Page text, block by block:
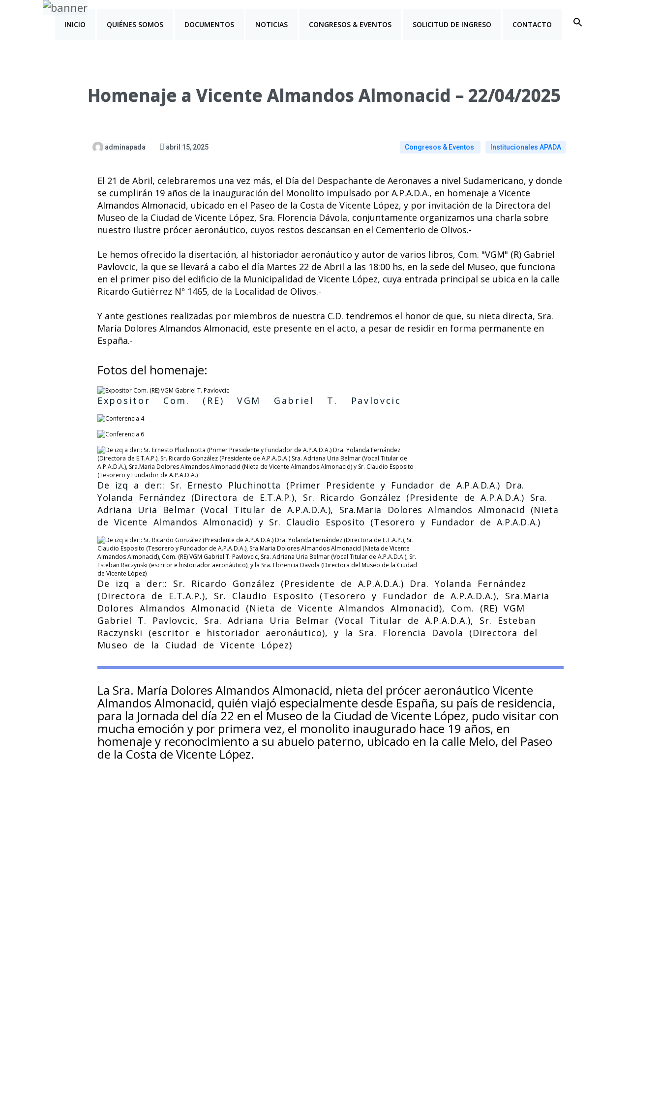
INICIO QUIÉNES SOMOS DOCUMENTOS NOTICIAS CONGRESOS & EVENTOS SOLICITUD DE INGRESO CONTACTO
Homenaje a Vicente Almandos Almonacid – 22/04/2025
adminapada abril 15, 2025 Congresos & Eventos Institucionales APADA
El 21 de Abril, celebraremos una vez más, el Día del Despachante de Aeronaves a nivel Sudamericano, y donde
se cumplirán 19 años de la inauguración del Monolito impulsado por A.P.A.D.A., en homenaje a Vicente
Almandos Almonacid, ubicado en el Paseo de la Costa de Vicente López, y por invitación de la Directora del
Museo de la Ciudad de Vicente López, Sra. Florencia Dávola, conjuntamente organizamos una charla sobre
nuestro ilustre prócer aeronáutico, cuyos restos descansan en el Cementerio de Olivos.-
Le hemos ofrecido la disertación, al historiador aeronáutico y autor de varios libros, Com. "VGM" (R) Gabriel
Pavlovcic, la que se llevará a cabo el día Martes 22 de Abril a las 18:00 hs, en la sede del Museo, que funciona
en el primer piso del edificio de la Municipalidad de Vicente López, cuya entrada principal se ubica en la calle
Ricardo Gutiérrez Nº 1465, de la Localidad de Olivos.-
Y ante gestiones realizadas por miembros de nuestra C.D. tendremos el honor de que, su nieta directa, Sra.
María Dolores Almandos Almonacid, este presente en el acto, a pesar de residir en forma permanente en
España.-
Fotos del homenaje:
Expositor Com. (RE) VGM Gabriel T. Pavlovcic
De izq a der:: Sr. Ernesto Pluchinotta (Primer Presidente y Fundador de A.P.A.D.A.) Dra.
Yolanda Fernández (Directora de E.T.A.P.), Sr. Ricardo González (Presidente de A.P.A.D.A.) Sra.
Adriana Uria Belmar (Vocal Titular de A.P.A.D.A.), Sra.Maria Dolores Almandos Almonacid (Nieta
de Vicente Almandos Almonacid) y Sr. Claudio Esposito (Tesorero y Fundador de A.P.A.D.A.)
De izq a der:: Sr. Ricardo González (Presidente de A.P.A.D.A.) Dra. Yolanda Fernández
(Directora de E.T.A.P.), Sr. Claudio Esposito (Tesorero y Fundador de A.P.A.D.A.), Sra.Maria
Dolores Almandos Almonacid (Nieta de Vicente Almandos Almonacid), Com. (RE) VGM
Gabriel T. Pavlovcic, Sra. Adriana Uria Belmar (Vocal Titular de A.P.A.D.A.), Sr. Esteban
Raczynski (escritor e historiador aeronáutico), y la Sra. Florencia Davola (Directora del
Museo de la Ciudad de Vicente López)
La Sra. María Dolores Almandos Almonacid, nieta del prócer aeronáutico Vicente
Almandos Almonacid, quién viajó especialmente desde España, su país de residencia,
para la Jornada del día 22 en el Museo de la Ciudad de Vicente López, pudo visitar con
mucha emoción y por primera vez, el monolito inaugurado hace 19 años, en
homenaje y reconocimiento a su abuelo paterno, ubicado en la calle Melo, del Paseo
de la Costa de Vicente López.